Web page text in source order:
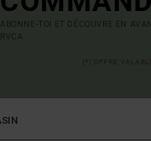
ABONNE-TOI ET DÉCOUVRE EN
RVCA.